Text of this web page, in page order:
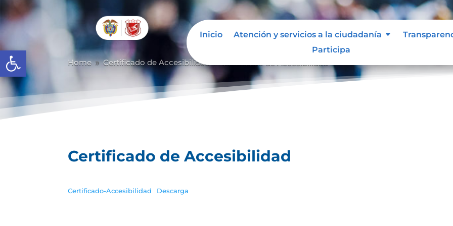
Abrir barra de herramientas
Inicio Atención y servicios a la ciudadanía
Participa
Home 9 Certificado de Accesibilidad
Certificado de Accesibilidad
Certificado-Accesibilidad Descarga